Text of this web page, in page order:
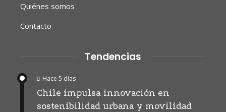
Quiénes somos
Contacto
Tendencias
Hace 5 días
Chile impulsa innovación en
sostenibilidad urbana y movilidad